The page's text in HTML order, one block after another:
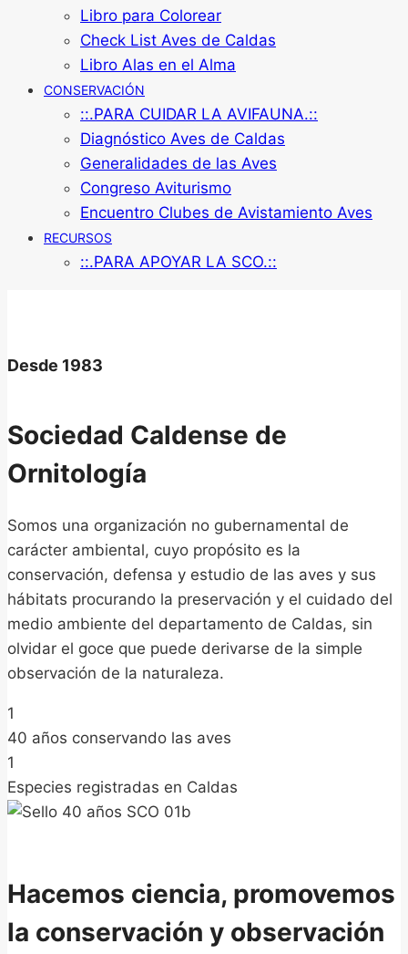
Libro para Colorear
Check List Aves de Caldas
Libro Alas en el Alma
CONSERVACIÓN
::.PARA CUIDAR LA AVIFAUNA.::
Diagnóstico Aves de Caldas
Generalidades de las Aves
Congreso Aviturismo
Encuentro Clubes de Avistamiento Aves
RECURSOS
::.PARA APOYAR LA SCO.::
Desde 1983
Sociedad Caldense de
Ornitología
Somos una organización no gubernamental de
carácter ambiental, cuyo propósito es la
conservación, defensa y estudio de las aves y sus
hábitats procurando la preservación y el cuidado del
medio ambiente del departamento de Caldas, sin
olvidar el goce que puede derivarse de la simple
observación de la naturaleza.
1
40 años conservando las aves
1
Especies registradas en Caldas
Hacemos ciencia, promovemos
la conservación y observación